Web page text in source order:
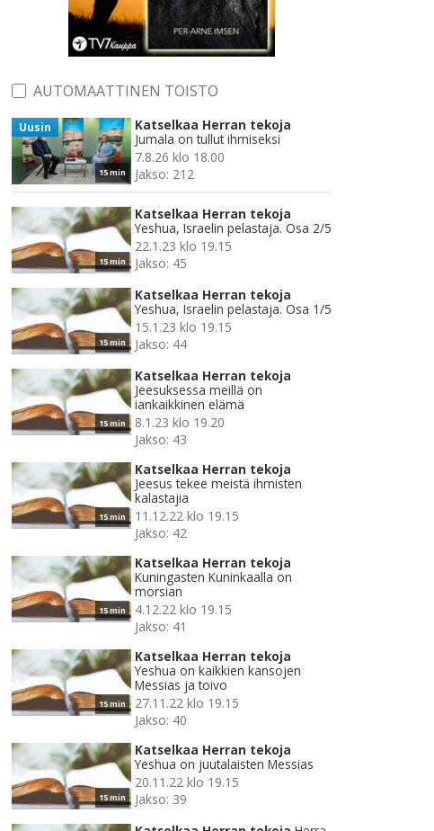
AUTOMAATTINEN TOISTO
15 min
Uusin
Katselkaa Herran tekoja
Jumala on tullut ihmiseksi
7.8.26 klo 18.00
Jakso: 212
15 min
Katselkaa Herran tekoja
Yeshua, Israelin pelastaja. Osa 2/5
22.1.23 klo 19.15
Jakso: 45
15 min
Katselkaa Herran tekoja
Yeshua, Israelin pelastaja. Osa 1/5
15.1.23 klo 19.15
Jakso: 44
15 min
Katselkaa Herran tekoja
Jeesuksessa meillä on
iankaikkinen elämä
8.1.23 klo 19.20
Jakso: 43
15 min
Katselkaa Herran tekoja
Jeesus tekee meistä ihmisten
kalastajia
11.12.22 klo 19.15
Jakso: 42
15 min
Katselkaa Herran tekoja
Kuningasten Kuninkaalla on
morsian
4.12.22 klo 19.15
Jakso: 41
15 min
Katselkaa Herran tekoja
Yeshua on kaikkien kansojen
Messias ja toivo
27.11.22 klo 19.15
Jakso: 40
15 min
Katselkaa Herran tekoja
Yeshua on juutalaisten Messias
20.11.22 klo 19.15
Jakso: 39